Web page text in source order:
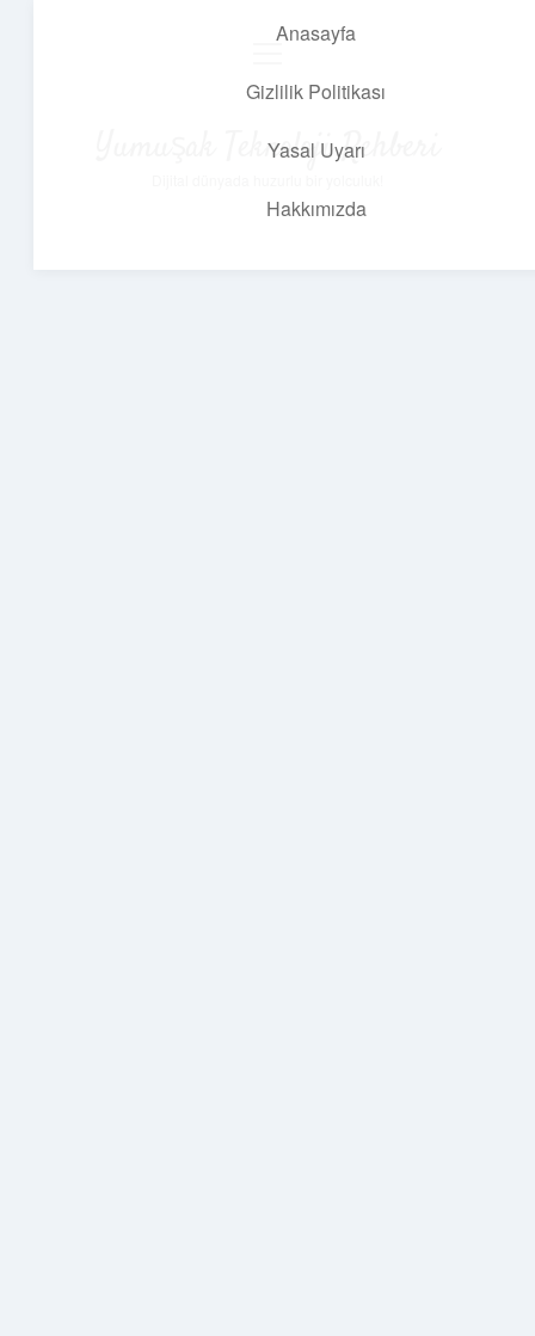
Anasayfa
Gizlilik Politikası
Yasal Uyarı
Hakkımızda
Yumuşak Teknoloji Rehberi